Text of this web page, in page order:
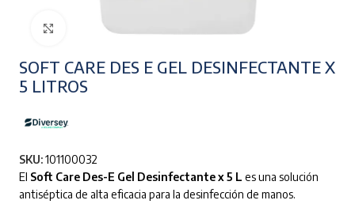
Clic para ampliar
SOFT CARE DES E GEL DESINFECTANTE X
5 LITROS
SKU:101100032
El Soft Care Des-E Gel Desinfectante x 5 L es una solución
antiséptica de alta eficacia para la desinfección de manos.